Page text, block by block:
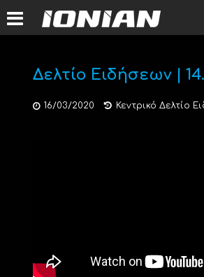
Δελτίο Ειδήσεων |
16/03/2020 Κεντρικό Δελτίο